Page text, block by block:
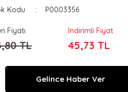
Kodu
P0003356
Fiyatı
TL
İndirimli Fiyat
45,73 TL
Gelince Haber Ver